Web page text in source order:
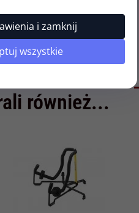
również...
i zamknij
wszystkie